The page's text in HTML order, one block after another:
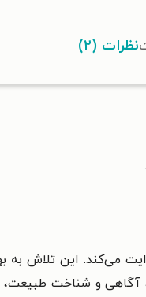
نظرات (۲)
می‌کند. این تلاش
آگاهی و شناخت